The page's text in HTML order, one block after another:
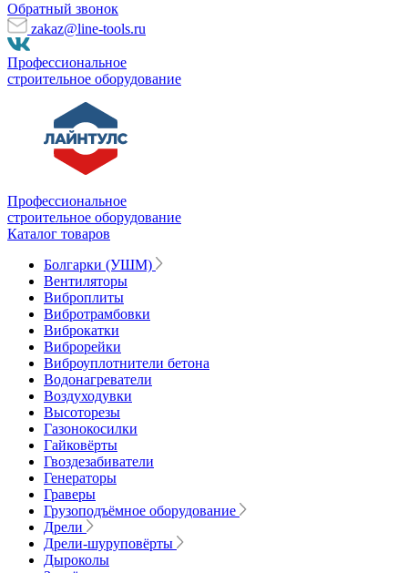
Обратный звонок
zakaz@line-tools.ru
Профессиональное
строительное оборудование
Профессиональное
строительное оборудование
Каталог товаров
Болгарки (УШМ)
Вентиляторы
Виброплиты
Вибротрамбовки
Виброкатки
Виброрейки
Виброуплотнители бетона
Водонагреватели
Воздуходувки
Высоторезы
Газонокосилки
Гайковёрты
Гвоздезабиватели
Генераторы
Граверы
Грузоподъёмное оборудование
Дрели
Дрели-шуруповёрты
Дыроколы